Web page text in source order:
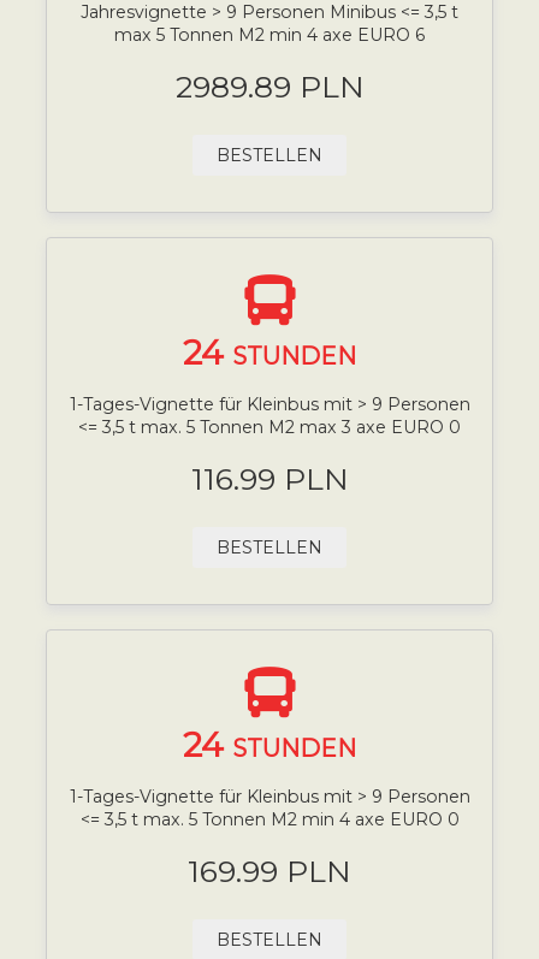
Jahresvignette > 9 Personen Minibus <= 3,5 t
max 5 Tonnen M2 min 4 axe EURO 6
2989.89 PLN
BESTELLEN
24 STUNDEN
1-Tages-Vignette für Kleinbus mit > 9 Personen
<= 3,5 t max. 5 Tonnen M2 max 3 axe EURO 0
116.99 PLN
BESTELLEN
24 STUNDEN
1-Tages-Vignette für Kleinbus mit > 9 Personen
<= 3,5 t max. 5 Tonnen M2 min 4 axe EURO 0
169.99 PLN
BESTELLEN